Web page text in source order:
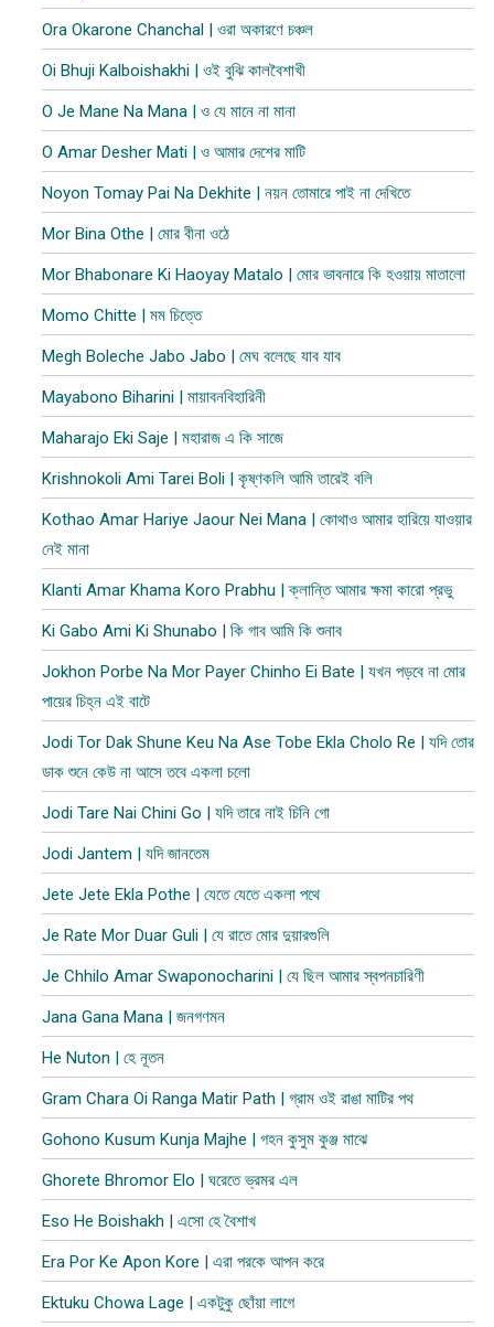
Ora Okarone Chanchal | ওরা অকারণে চঞ্চল
Oi Bhuji Kalboishakhi | ওই বুঝি কালবৈশাখী
O Je Mane Na Mana | ও যে মানে না মানা
O Amar Desher Mati | ও আমার দেশের মাটি
Noyon Tomay Pai Na Dekhite | নয়ন তোমারে পাই না দেখিতে
Mor Bina Othe | মোর বীনা ওঠে
Mor Bhabonare Ki Haoyay Matalo | মোর ভাবনারে কি হওয়ায় মাতালো
Momo Chitte | মম চিত্তে
Megh Boleche Jabo Jabo | মেঘ বলেছে যাব যাব
Mayabono Biharini | মায়াবনবিহারিনী
Maharajo Eki Saje | মহারাজ এ কি সাজে
Krishnokoli Ami Tarei Boli | কৃষ্ণকলি আমি তারেই বলি
Kothao Amar Hariye Jaour Nei Mana | কোথাও আমার হারিয়ে যাওয়ার
নেই মানা
Klanti Amar Khama Koro Prabhu | ক্লান্তি আমার ক্ষমা কারো প্রভু
Ki Gabo Ami Ki Shunabo | কি গাব আমি কি শুনাব​
Jokhon Porbe Na Mor Payer Chinho Ei Bate | যখন পড়বে না মোর
পায়ের চিহ্ন এই বাটে
Jodi Tor Dak Shune Keu Na Ase Tobe Ekla Cholo Re | যদি তোর
ডাক শুনে কেউ না আসে তবে একলা চলো
Jodi Tare Nai Chini Go | যদি তারে নাই চিনি গো
Jodi Jantem | যদি জানতেম
Jete Jete Ekla Pothe | যেতে যেতে একলা পথে
Je Rate Mor Duar Guli | যে রাতে মোর দুয়ারগুলি
Je Chhilo Amar Swaponocharini | যে ছিল আমার স্বপনচারিণী
Jana Gana Mana | জনগণমন
He Nuton | হে নূতন
Gram Chara Oi Ranga Matir Path | গ্রাম ওই রাঙা মাটির পথ
Gohono Kusum Kunja Majhe | গহন কুসুম কুঞ্জ মাঝে
Ghorete Bhromor Elo | ঘরেতে ভ্রমর এল
Eso He Boishakh | এসো হে বৈশাখ
Era Por Ke Apon Kore | এরা পরকে আপন করে
Ektuku Chowa Lage | একটুকু ছোঁয়া লাগে